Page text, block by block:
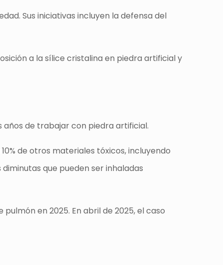
Sus iniciativas incluyen la defensa del
a la sílice cristalina en piedra artificial y
años de trabajar con piedra artificial.
de otros materiales tóxicos, incluyendo
que pueden ser inhaladas
en 2025. En abril de 2025, el caso